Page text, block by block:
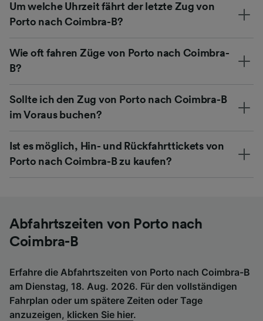
Um welche Uhrzeit fährt der letzte Zug von
Porto nach Coimbra-B?
Wie oft fahren Züge von Porto nach Coimbra-
B?
Sollte ich den Zug von Porto nach Coimbra-B
im Voraus buchen?
Ist es möglich, Hin- und Rückfahrttickets von
Porto nach Coimbra-B zu kaufen?
Abfahrtszeiten von Porto nach
Coimbra-B
Erfahre die Abfahrtszeiten von Porto nach Coimbra-B
am Dienstag, 18. Aug. 2026. Für den vollständigen
Fahrplan oder um spätere Zeiten oder Tage
anzuzeigen, klicken Sie hier.